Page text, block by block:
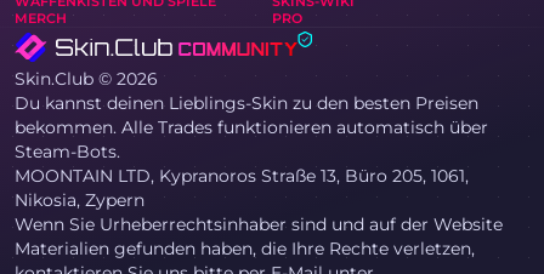
MERCH
PRO
Skin.Club © 2026
Du kannst deinen Lieblings-Skin zu den besten Preisen
bekommen. Alle Trades funktionieren automatisch über
Steam-Bots.
MOONTAIN LTD, Kypranoros Straße 13, Büro 205, 1061,
Nikosia, Zypern
Wenn Sie Urheberrechtsinhaber sind und auf der Website
Materialien gefunden haben, die Ihre Rechte verletzen,